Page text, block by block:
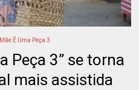
É Uma Peça 3
Peça 3” se torna
mais assistida